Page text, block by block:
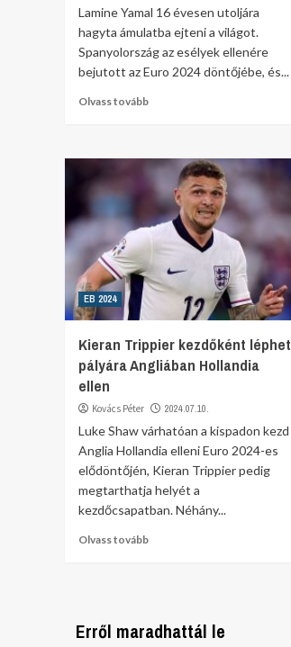
Lamine Yamal 16 évesen utoljára
hagyta ámulatba ejteni a világot.
Spanyolország az esélyek ellenére
bejutott az Euro 2024 döntőjébe, és...
Olvass tovább
EB 2024
Kieran Trippier kezdőként léphet
pályára Angliában Hollandia
ellen
Kovács Péter 2024.07.10.
Luke Shaw várhatóan a kispadon kezd
Anglia Hollandia elleni Euro 2024-es
elődöntőjén, Kieran Trippier pedig
megtarthatja helyét a
kezdőcsapatban. Néhány...
Olvass tovább
Erről maradhattál le